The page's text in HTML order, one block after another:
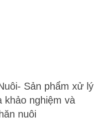
Sản phẩm xử lý
khảo nghiệm và
nuôi